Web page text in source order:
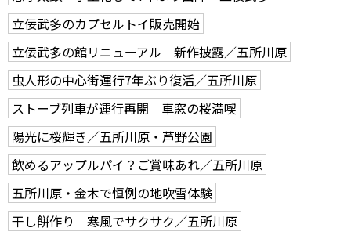
立佞武多のカプセルトイ販売開始
立佞武多の館リニューアル 新作披露／五所川原
虫人形の中心街運行7年ぶり復活／五所川原
ストーブ列車が運行再開 車窓の桜満喫
陽光に桜輝き／五所川原・芦野公園
飲めるアップルパイ？ご賞味あれ／五所川原
五所川原・金木で恒例の地吹雪体験
干し餅作り 寒風でサクサク／五所川原